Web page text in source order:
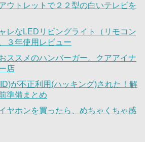
ウトレットで２２型の白いテレビを
レなLEDリビングライト（リモコン
３年使用レビュー
ススメのハンバーガー。クアアイナ
店
が不正利用(ハッキング)された！解
準備まとめ
ヤホンを買ったら、めちゃくちゃ感